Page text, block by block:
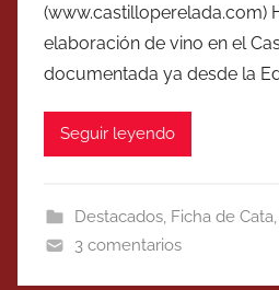
(www.castilloperelada.com)
elaboración de vino en el
documentada ya desde la
Seguir leyendo
Destacados, Ficha de Cata,
3 comentarios